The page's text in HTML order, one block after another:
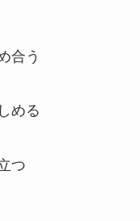
合う
める
つ